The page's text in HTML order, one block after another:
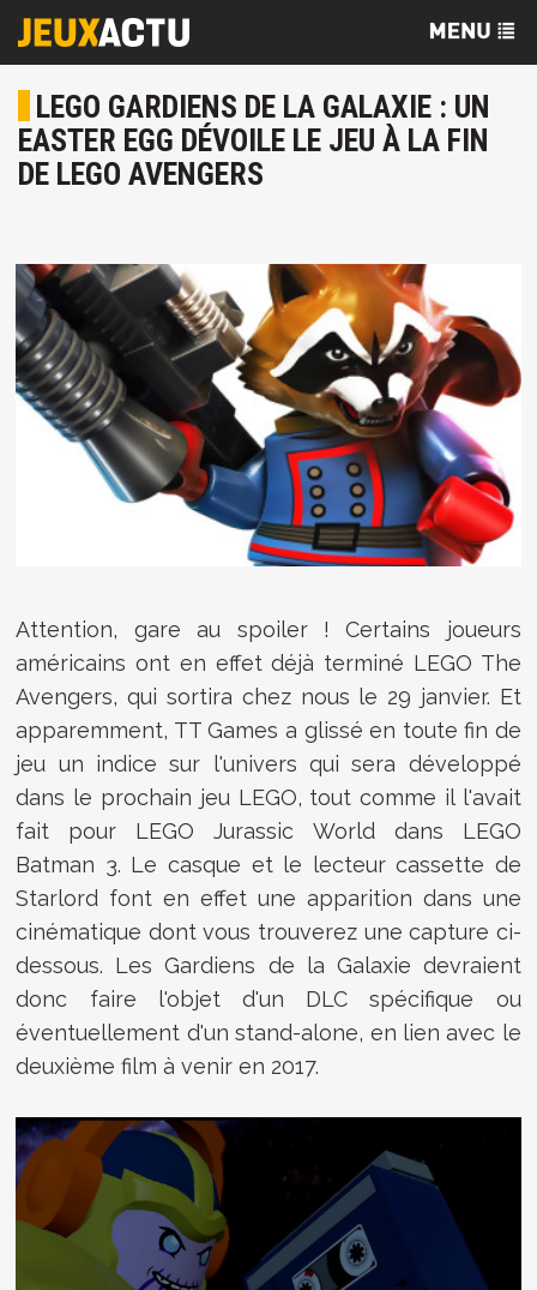
LEGO GARDIENS DE LA GALAXIE : UN
EASTER EGG DÉVOILE LE JEU À LA FIN
DE LEGO AVENGERS
Attention, gare au spoiler ! Certains joueurs
américains ont en effet déjà terminé LEGO The
Avengers, qui sortira chez nous le 29 janvier. Et
apparemment, TT Games a glissé en toute fin de
jeu un indice sur l'univers qui sera développé
dans le prochain jeu LEGO, tout comme il l'avait
fait pour LEGO Jurassic World dans LEGO
Batman 3. Le casque et le lecteur cassette de
Starlord font en effet une apparition dans une
cinématique dont vous trouverez une capture ci-
dessous. Les Gardiens de la Galaxie devraient
donc faire l'objet d'un DLC spécifique ou
éventuellement d'un stand-alone, en lien avec le
deuxième film à venir en 2017.